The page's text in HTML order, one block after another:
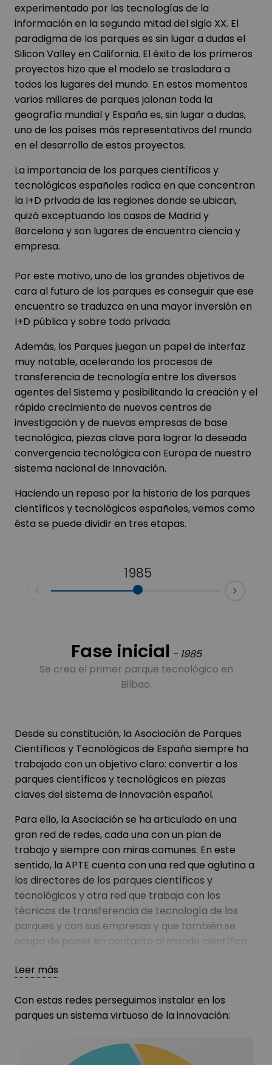
experimentado por las tecnologías de la
información en la segunda mitad del siglo XX. El
paradigma de los parques es sin lugar a dudas el
Silicon Valley en California. El éxito de los primeros
proyectos hizo que el modelo se trasladara a
todos los lugares del mundo. En estos momentos
varios millares de parques jalonan toda la
geografía mundial y España es, sin lugar a dudas,
uno de los países más representativos del mundo
en el desarrollo de estos proyectos.
La importancia de los parques científicos y
tecnológicos españoles radica en que concentran
la I+D privada de las regiones donde se ubican,
quizá exceptuando los casos de Madrid y
Barcelona y son lugares de encuentro ciencia y
empresa.
Por este motivo, uno de los grandes objetivos de
cara al futuro de los parques es conseguir que ese
encuentro se traduzca en una mayor inversión en
I+D pública y sobre todo privada.
Además, los Parques juegan un papel de interfaz
muy notable, acelerando los procesos de
transferencia de tecnología entre los diversos
agentes del Sistema y posibilitando la creación y el
rápido crecimiento de nuevos centros de
investigación y de nuevas empresas de base
tecnológica, piezas clave para lograr la deseada
convergencia tecnológica con Europa de nuestro
sistema nacional de Innovación.
Haciendo un repaso por la historia de los parques
científicos y tecnológicos españoles, vemos como
ésta se puede dividir en tres etapas.
1985
Fase inicial
1985
Se crea el primer parque tecnológico en
Bilbao.
Desde su constitución, la Asociación de Parques
Científicos y Tecnológicos de España siempre ha
trabajado con un objetivo claro: convertir a los
parques científicos y tecnológicos en piezas
claves del sistema de innovación español.
Para ello, la Asociación se ha articulado en una
gran red de redes, cada una con un plan de
trabajo y siempre con miras comunes. En este
sentido, la APTE cuenta con una red que aglutina a
los directores de los parques científicos y
tecnológicos y otra red que trabaja con los
técnicos de transferencia de tecnología de los
parques y con sus empresas y que también se
ocupa de poner en contacto al mundo científico
empresarial de los parques.
En estos más de 3 décadas de experiencia hemos
conseguido que se produzca en España un boom
demostrado que la construcción de un parque en
una región suele imprimir un gran empuje a la
Leer más
Con estas redes perseguimos instalar en los
parques un sistema virtuoso de la innovación: